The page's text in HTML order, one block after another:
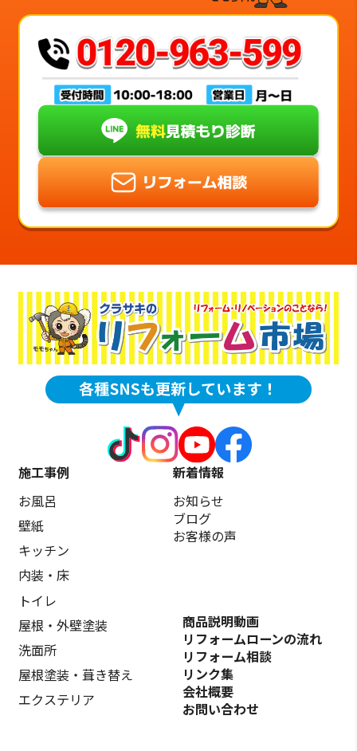
施工事例
お風呂
壁紙
キッチン
内装・床
トイレ
屋根・外壁塗装
洗面所
屋根塗装・葺き替え
エクステリア
新着情報
お知らせ
ブログ
お客様の声
商品説明動画
リフォームローンの流れ
リフォーム相談
リンク集
会社概要
お問い合わせ